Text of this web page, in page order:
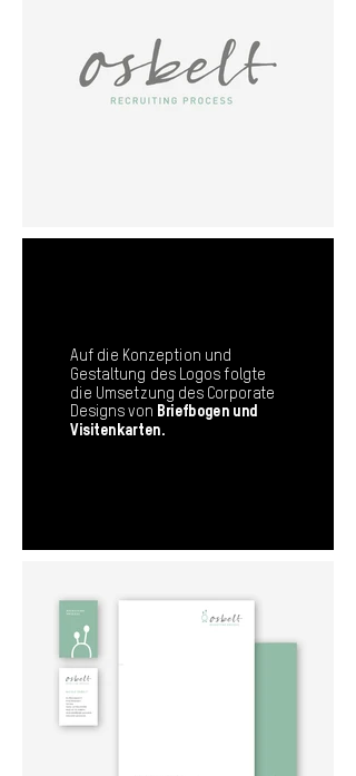
Auf die Konzeption und
Gestaltung des Logos folgte
die Umsetzung des Corporate
Designs von Briefbogen und
Visitenkarten.